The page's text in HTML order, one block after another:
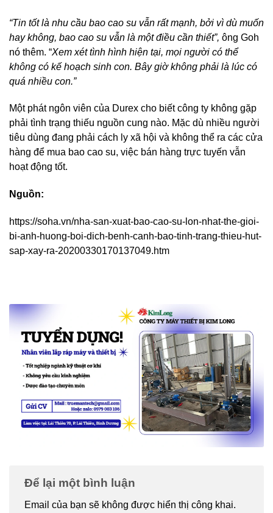
“Tin tốt là nhu cầu bao cao su vẫn rất mạnh, bởi vì dù muốn
hay không, bao cao su vẫn là một điều cần thiết”, ông Goh
nó thêm. “Xem xét tình hình hiện tại, mọi người có thể
không có kế hoạch sinh con. Bây giờ không phải là lúc có
quá nhiều con.”
Một phát ngôn viên của Durex cho biết công ty không gặp
phải tình trạng thiếu nguồn cung nào. Mặc dù nhiều người
tiêu dùng đang phải cách ly xã hội và không thể ra các cửa
hàng để mua bao cao su, việc bán hàng trực tuyến vẫn
hoạt động tốt.
Nguồn:
https://soha.vn/nha-san-xuat-bao-cao-su-lon-nhat-the-gioi-
bi-anh-huong-boi-dich-benh-canh-bao-tinh-trang-thieu-hut-
sap-xay-ra-20200330170137049.htm
Để lại một bình luận
Email của bạn sẽ không được hiển thị công khai.